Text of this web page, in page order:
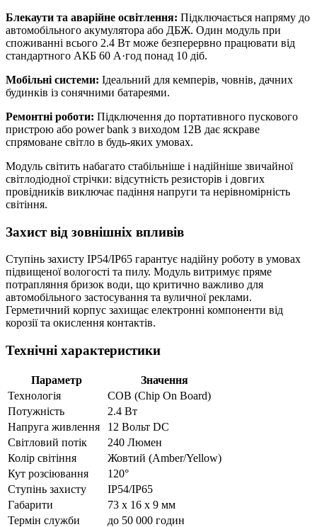
Блекаути та аварійне освітлення: Підключається напряму до
автомобільного акумулятора або ДБЖ. Один модуль при
споживанні всього 2.4 Вт може безперервно працювати від
стандартного АКБ 60 А·год понад 10 діб.
Мобільні системи: Ідеальний для кемперів, човнів, дачних
будинків із сонячними батареями.
Ремонтні роботи: Підключення до портативного пускового
пристрою або power bank з виходом 12В дає яскраве
спрямоване світло в будь-яких умовах.
Модуль світить набагато стабільніше і надійніше звичайної
світлодіодної стрічки: відсутність резисторів і довгих
провідників виключає падіння напруги та нерівномірність
світіння.
Захист від зовнішніх впливів
Ступінь захисту IP54/IP65 гарантує надійну роботу в умовах
підвищеної вологості та пилу. Модуль витримує пряме
потрапляння бризок води, що критично важливо для
автомобільного застосування та вуличної реклами.
Герметичний корпус захищає електронні компоненти від
корозії та окислення контактів.
Технічні характеристики
Параметр
Значення
Технологія
COB (Chip On Board)
Потужність
2.4 Вт
Напруга живлення
12 Вольт DC
Світловий потік
240 Люмен
Колір світіння
Жовтий (Amber/Yellow)
Кут розсіювання
120°
Ступінь захисту
IP54/IP65
Габарити
73 х 16 х 9 мм
Термін служби
до 50 000 годин